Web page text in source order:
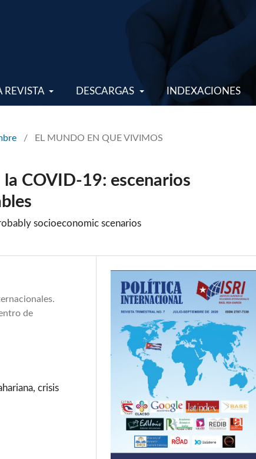
REVISTA DESCARGAS INDEXACIONES
/ EL MUNDO EN QUE VIVIMOS
COVID-19: escenarios
socioeconomic scenarios
de
crisis